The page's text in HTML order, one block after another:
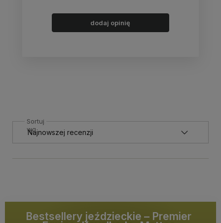
dodaj opinię
Sortuj
wg
Bestsellery jeździeckie – Premier